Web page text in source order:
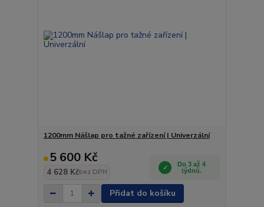
1200mm Nášlap pro tažné zařízení | Univerzální
5 600 Kč
4 628 Kčbez DPH
Do 3 až 4
týdnů.
Přidat do košíku